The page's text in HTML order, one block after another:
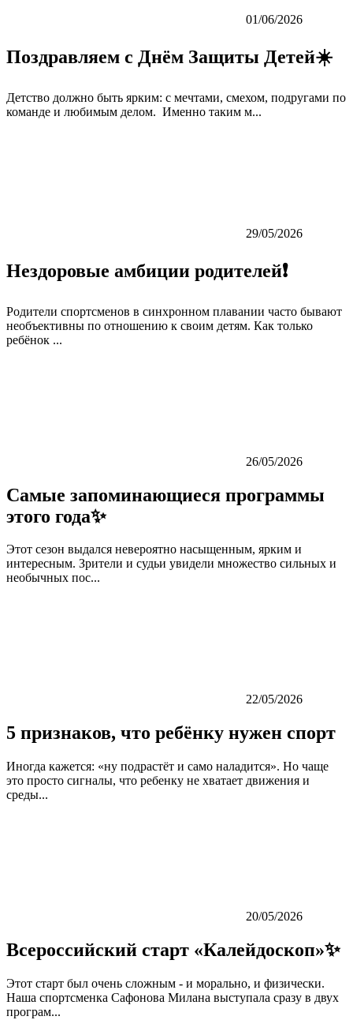
01/06/2026
Поздравляем с Днём Защиты Детей☀️
Детство должно быть ярким: с мечтами, смехом, подругами по
команде и любимым делом. Именно таким м...
29/05/2026
Нездоровые амбиции родителей❗️
Родители спортсменов в синхронном плавании часто бывают
необъективны по отношению к своим детям. Как только
ребёнок ...
26/05/2026
Самые запоминающиеся программы
этого года✨
Этот сезон выдался невероятно насыщенным, ярким и
интересным. Зрители и судьи увидели множество сильных и
необычных пос...
22/05/2026
5 признаков, что ребёнку нужен спорт
Иногда кажется: «ну подрастёт и само наладится». Но чаще
это просто сигналы, что ребенку не хватает движения и
среды...
20/05/2026
Всероссийский старт «Калейдоскоп»✨
Этот старт был очень сложным - и морально, и физически.
Наша спортсменка Сафонова Милана выступала сразу в двух
програм...